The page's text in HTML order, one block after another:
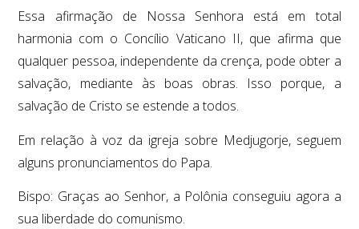
Essa afirmação de Nossa Senhora está em total
harmonia com o Concílio Vaticano II, que afirma que
qualquer pessoa, independente da crença, pode obter a
salvação, mediante às boas obras. Isso porque, a
salvação de Cristo se estende a todos.
Em relação à voz da igreja sobre Medjugorje, seguem
alguns pronunciamentos do Papa.
Bispo: Graças ao Senhor, a Polônia conseguiu agora a
sua liberdade do comunismo.